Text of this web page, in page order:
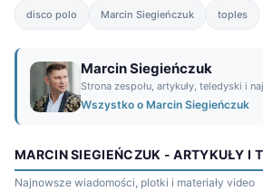
disco polo Marcin Siegieńczuk toples
Marcin Siegieńczuk
Strona zespołu, artykuły, teledyski i
Wszystko o Marcin Siegieńczuk
MARCIN SIEGIEŃCZUK - ARTYKUŁY I
Najnowsze wiadomości, plotki i materiały video